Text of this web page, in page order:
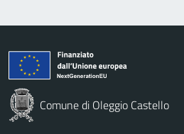
Comune di Oleggio Castello